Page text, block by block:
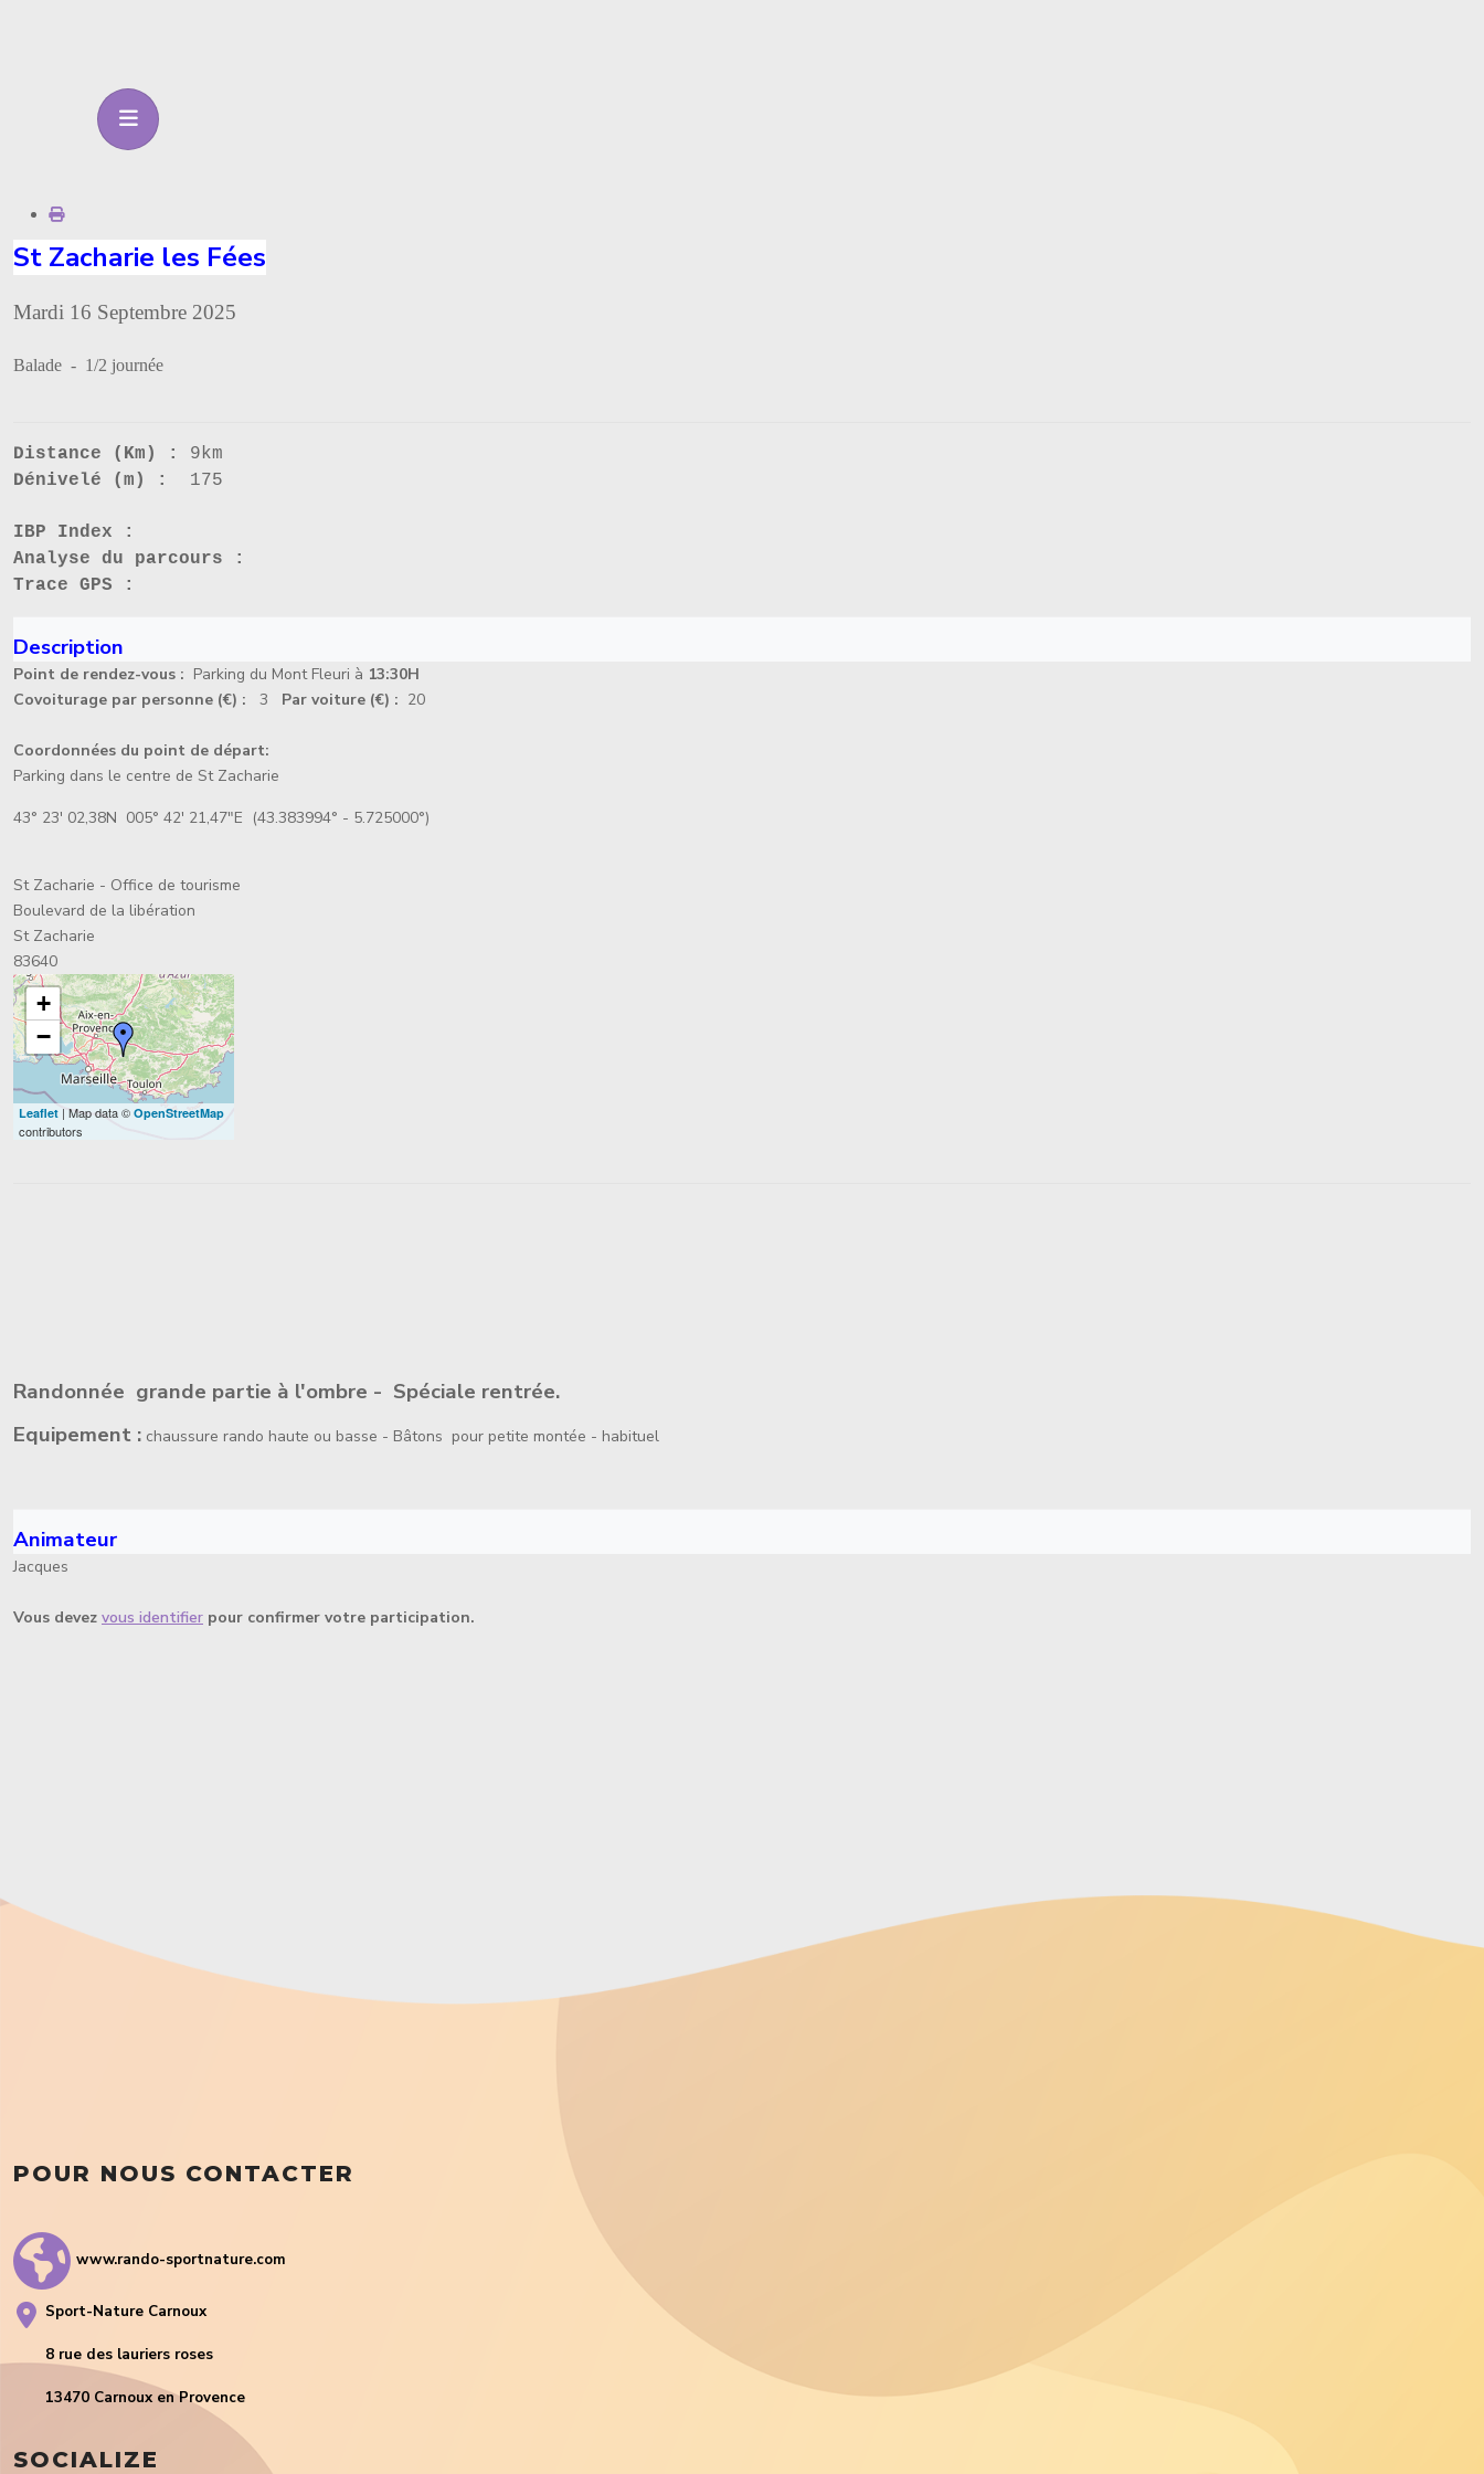
St Zacharie les Fées
Mardi 16 Septembre 2025
Balade - 1/2 journée
Distance (Km) : 9km
Dénivelé (m) : 175
IBP Index :
Analyse du parcours :
Trace GPS :
Description
Point de rendez-vous : Parking du Mont Fleuri à 13:30H
Covoiturage par personne (€) : 3 Par voiture (€) : 20
Coordonnées du point de départ:
Parking dans le centre de St Zacharie
43° 23' 02,38N 005° 42' 21,47"E (43.383994° - 5.725000°)
St Zacharie - Office de tourisme
Boulevard de la libération
St Zacharie
83640
+
−
Leaflet | Map data © OpenStreetMap
contributors
Randonnée grande partie à l'ombre - Spéciale rentrée.
Equipement : chaussure rando haute ou basse - Bâtons pour petite montée - habituel
Animateur
Jacques
Vous devez vous identifier pour confirmer votre participation.
POUR NOUS CONTACTER
www.rando-sportnature.com
Sport-Nature Carnoux
8 rue des lauriers roses
13470 Carnoux en Provence
SOCIALIZE